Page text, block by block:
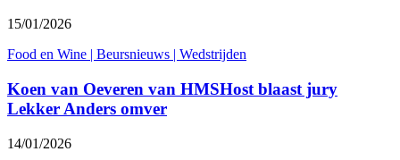
15/01/2026
Food en Wine | Beursnieuws | Wedstrijden
Koen van Oeveren van HMSHost blaast jury
Lekker Anders omver
14/01/2026